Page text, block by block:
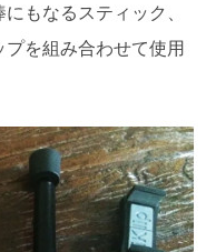
もなるスティック、
を組み合わせて使用